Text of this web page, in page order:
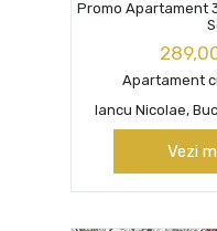
Promo Apartament
Apartament
Iancu Nicolae,
Vezi